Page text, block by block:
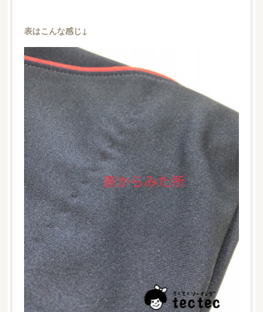
表はこんな感じ↓